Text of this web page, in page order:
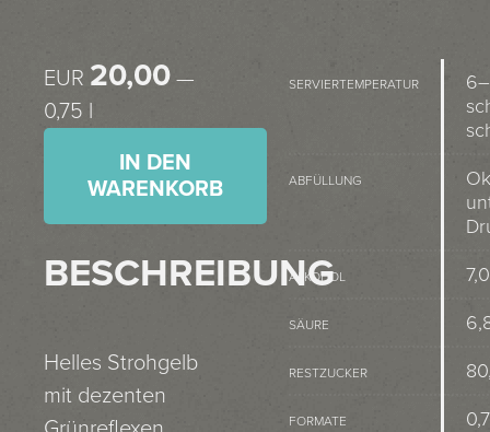
EUR 20,00 —
0,75 l
IN DEN
WARENKORB
BESCHREIBUNG
Helles Strohgelb
mit dezenten
SERVIERTEMPERATUR
ABFÜLLUNG
ALKOHOL
SÄURE
RESTZUCKER
FORMATE